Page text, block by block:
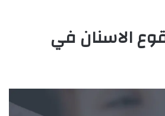
الاسنان في